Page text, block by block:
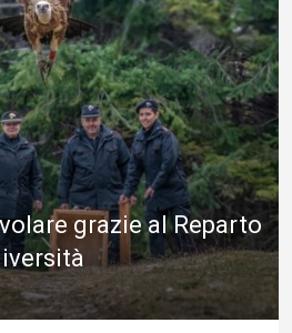
grazie al Reparto